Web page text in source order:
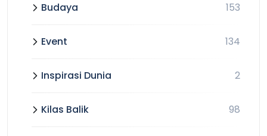
Budaya 153
Event 134
Inspirasi Dunia 2
Kilas Balik 98